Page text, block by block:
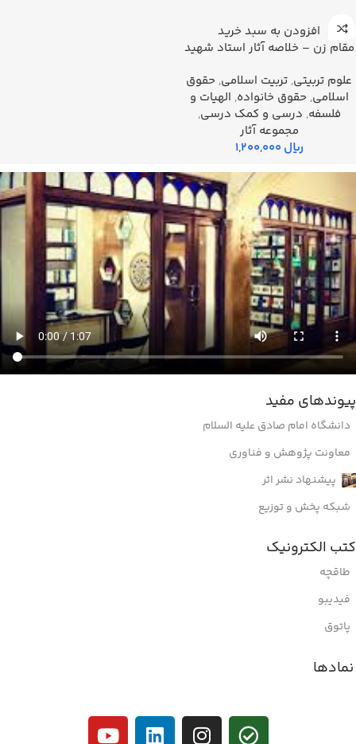
افزودن به سبد خرید
مقام زن – خلاصه آثار استاد شهید
علوم تربیتی, تربیت اسلامی, حقوق
اسلامی, حقوق خانواده, الهیات و
فلسفه, درسي و كمك درسي,
مجموعه آثار
ریال
پیوندهای مفید
دانشگاه امام صادق علیه السلام
معاونت پژوهش و فناوری
پیشنهاد نشر اثر
شبکه پخش و توزیع
کتب الکترونیک
طاقچه
فیدیبو
پاتوق
نمادها